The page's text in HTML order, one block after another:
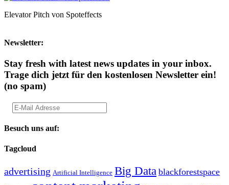
Elevator Pitch von Spoteffects
Newsletter:
Stay fresh with latest news updates in your inbox.
Trage dich jetzt für den kostenlosen Newsletter ein!
(no spam)
Besuch uns auf:
Tagcloud
advertising Artificial Intelligence Big Data blackforestspace